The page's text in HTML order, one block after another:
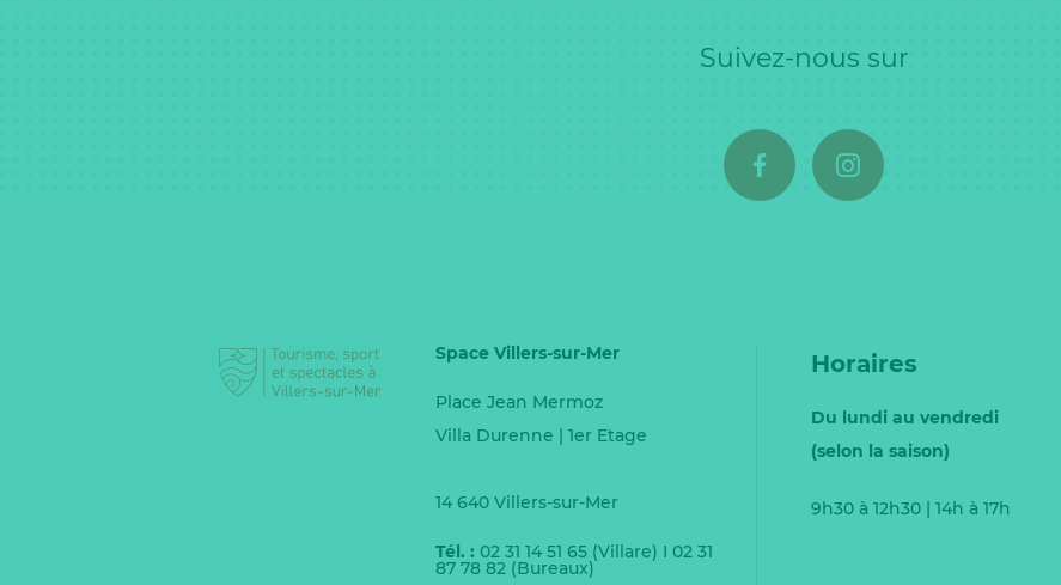
Suivez-nous sur
Space Villers-sur-Mer
Place Jean Mermoz
Villa Durenne | 1er Etage
14 640 Villers-sur-Mer
Tél. : 02 31 14 51 65 (Villare) I 02 31
87 78 82 (Bureaux)
Horaires
Du lundi au vendredi
(selon la saison)
9h30 à 12h30 | 14h à 17h